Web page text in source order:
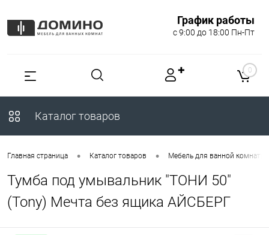
График работы
с 9:00 до 18:00 Пн-Пт
✚ 0
Каталог товаров
Главная страница • Каталог товаров • Мебель для ванной комнаты
Тумба под умывальник "ТОНИ 50"
(Tony) Мечта без ящика АЙСБЕРГ